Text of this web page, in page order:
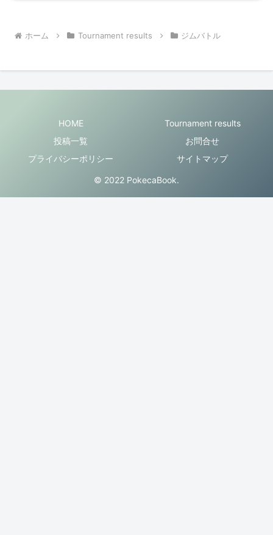
ホーム Tournament results ジムバトル
HOME
Tournament results
投稿一覧
お問合せ
プライバシーポリシー
サイトマップ
© 2022 PokecaBook.